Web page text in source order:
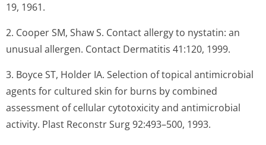
19, 1961.
2. Cooper SM, Shaw S. Contact allergy to nystatin: an
unusual allergen. Contact Dermatitis 41:120, 1999.
3. Boyce ST, Holder IA. Selection of topical antimicrobial
agents for cultured skin for burns by combined
assessment of cellular cytotoxicity and antimicrobial
activity. Plast Reconstr Surg92:493–500, 1993.